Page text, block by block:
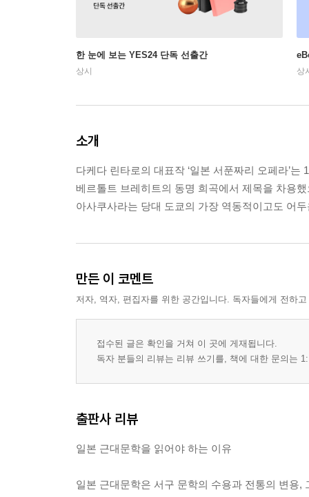
한 눈에 보는 YES24 단독 선출간
상시 상
소개
다케다 린타로의 대표작 ‘일본 서푼짜리 오페라’
베르톨트 브레히트의 동명 희곡에서 제목을 차용
아사쿠사라는 당대 도쿄의 가장 역동적이고도 어
만든 이 코멘트
저자, 역자, 편집자를 위한 공간입니다. 독자들에게 전하
접수된 글은 확인을 거쳐 이 곳에 게재됩니다.
독자 분들의 리뷰는 리뷰 쓰기를, 책에 대한 문의는
출판사 리뷰
일본 근대문학을 읽어야 하는 이유
일본 근대문학은 서구 문학의 수용과 전통의 변용